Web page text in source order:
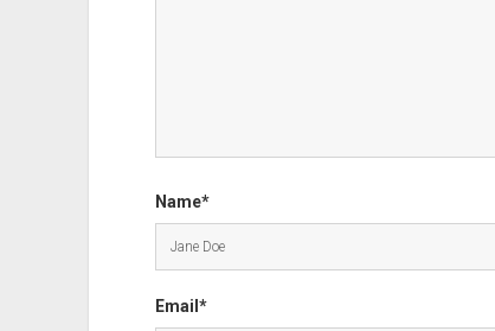
Name*
Email*